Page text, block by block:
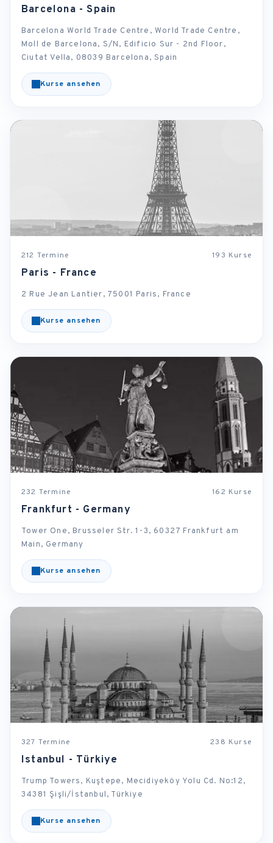
Barcelona - Spain
Barcelona World Trade Centre, World Trade Centre,
Moll de Barcelona, S/N, Edificio Sur - 2nd Floor,
Ciutat Vella, 08039 Barcelona, Spain
Kurse ansehen
212 Termine 193 Kurse
Paris - France
2 Rue Jean Lantier, 75001 Paris, France
Kurse ansehen
232 Termine 162 Kurse
Frankfurt - Germany
Tower One, Brusseler Str. 1-3, 60327 Frankfurt am
Main, Germany
Kurse ansehen
327 Termine 238 Kurse
Istanbul - Türkiye
Trump Towers, Kuştepe, Mecidiyeköy Yolu Cd. No:12,
34381 Şişli/İstanbul, Türkiye
Kurse ansehen